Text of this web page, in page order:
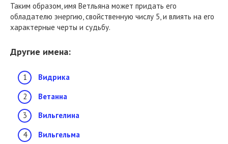
Таким образом, имя Ветльяна может придать его
обладателю энергию, свойственную числу 5, и влиять на его
характерные черты и судьбу.
Другие имена:
Видрика
Ветанна
Вильгелина
Вильгельма